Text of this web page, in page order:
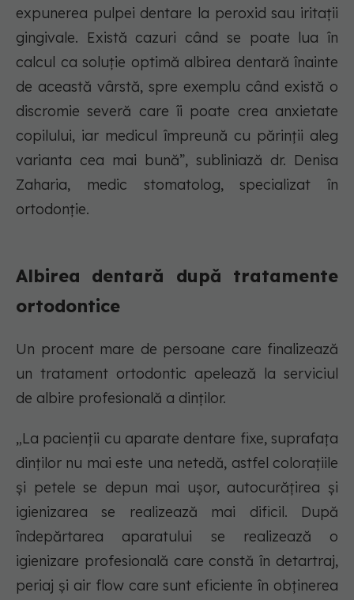
expunerea pulpei dentare la peroxid sau iritații
gingivale. Există cazuri când se poate lua în
calcul ca soluție optimă albirea dentară înainte
de această vârstă, spre exemplu când există o
discromie severă care îi poate crea anxietate
copilului, iar medicul împreună cu părinții aleg
varianta cea mai bună”, subliniază dr. Denisa
Zaharia, medic stomatolog, specializat în
ortodonție.
Albirea dentară după tratamente
ortodontice
Un procent mare de persoane care finalizează
un tratament ortodontic apelează la serviciul
de albire profesională a dinților.
„La pacienții cu aparate dentare fixe, suprafața
dinților nu mai este una netedă, astfel colorațiile
și petele se depun mai ușor, autocurățirea și
igienizarea se realizează mai dificil. După
îndepărtarea aparatului se realizează o
igienizare profesională care constă în detartraj,
periaj și air flow care sunt eficiente în obținerea